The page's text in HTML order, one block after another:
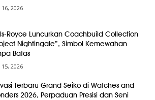
2026
Royce Luncurkan Coachbuild Collection
Nightingale”, Simbol Kemewahan
Batas
2026
Terbaru Grand Seiko di Watches and
2026, Perpaduan Presisi dan Seni